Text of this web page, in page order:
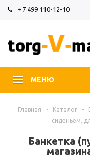
+7 499 110-12-10
МЕНЮ
Главная - Каталог -
сиденьем,
Банкетка